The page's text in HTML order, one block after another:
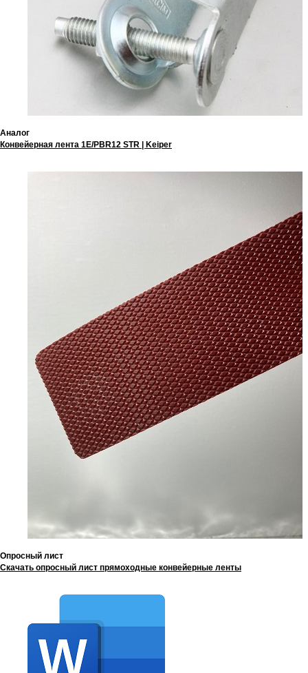
Аналог
Конвейерная лента 1E/PBR12 STR | Keiper
Опросный лист
Скачать опросный лист прямоходные конвейерные ленты